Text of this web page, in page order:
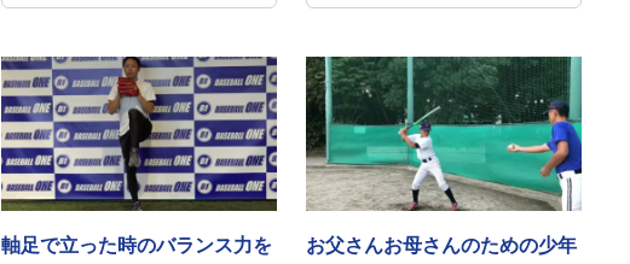
軸足で立った時のバランス力を
お父さんお母さんのための少年